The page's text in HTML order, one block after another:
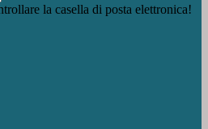
la casella di posta elettronica!